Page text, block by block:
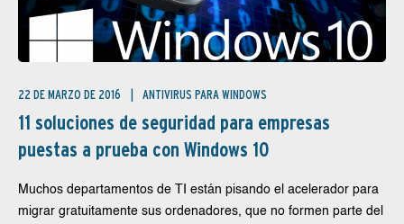
22 DE MARZO DE 2016 ANTIVIRUS PARA WINDOWS
11 soluciones de seguridad para empresas
puestas a prueba con Windows 10
Muchos departamentos de TI están pisando el acelerador para
migrar gratuitamente sus ordenadores, que no formen parte del